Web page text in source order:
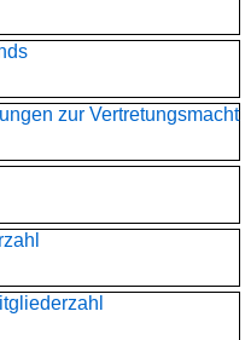
zur Vertretungsmacht